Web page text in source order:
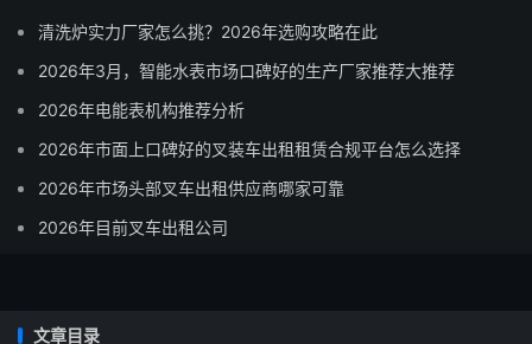
清洗炉实力厂家怎么挑？2026年选购攻略在此
2026年3月，智能水表市场口碑好的生产厂家推荐大推荐
2026年电能表机构推荐分析
2026年市面上口碑好的叉装车出租租赁合规平台怎么选择
2026年市场头部叉车出租供应商哪家可靠
2026年目前叉车出租公司
文章目录